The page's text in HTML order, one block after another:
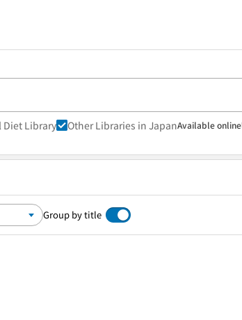
Diet Library Other Libraries in JapanAvailable online
Group by title